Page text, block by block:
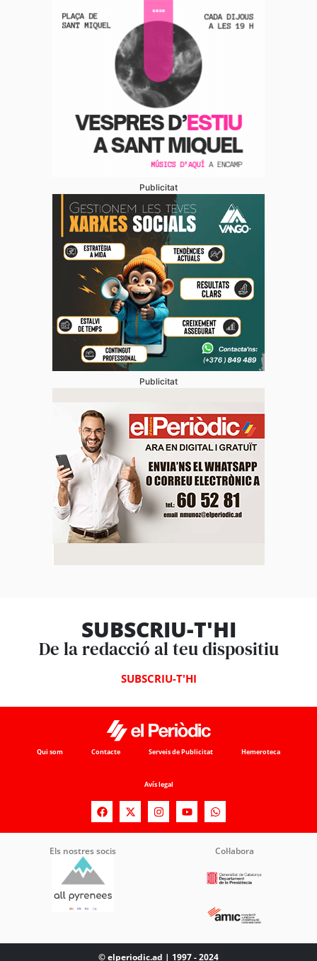
Publicitat
Publicitat
SUBSCRIU-T'HI
De la redacció al teu dispositiu
SUBSCRIU-T'HI
Qui som Contacte Serveis de Publicitat Hemeroteca
Avís legal
Els nostres socis Col·labora
© elperiodic.ad | 1997 - 2024